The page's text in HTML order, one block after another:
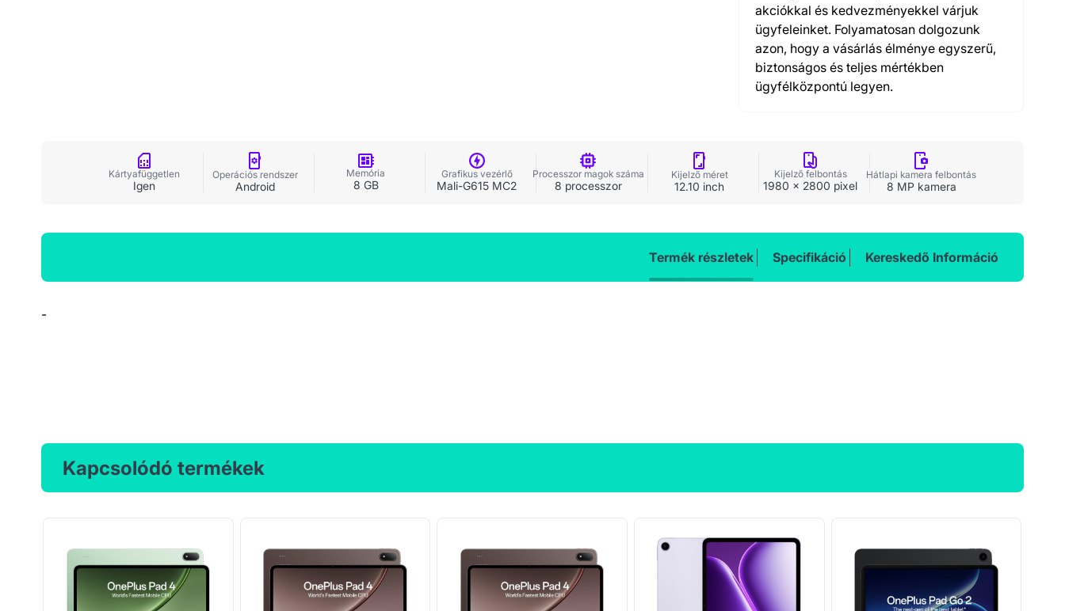
akciókkal és kedvezményekkel várjuk
ügyfeleinket. Folyamatosan dolgozunk
azon, hogy a vásárlás élménye egyszerű,
biztonságos és teljes mértékben
ügyfélközpontú legyen.
Kártyafüggetlen
Igen
Operációs rendszer
Android
Memória
8 GB
Grafikus vezérlő
Mali-G615 MC2
Processzor magok száma
8 processzor
Kijelző méret
12.10 inch
Kijelző felbontás
1980 x 2800 pixel
Hátlapi kamera felbontás
8 MP kamera
Termék részletek Specifikáció Kereskedő Információ
-
Kapcsolódó termékek